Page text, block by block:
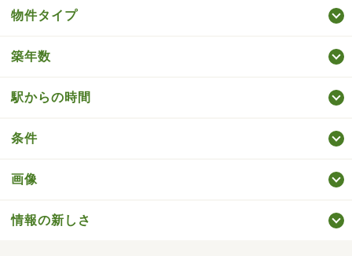
物件タイプ
築年数
駅からの時間
条件
画像
情報の新しさ